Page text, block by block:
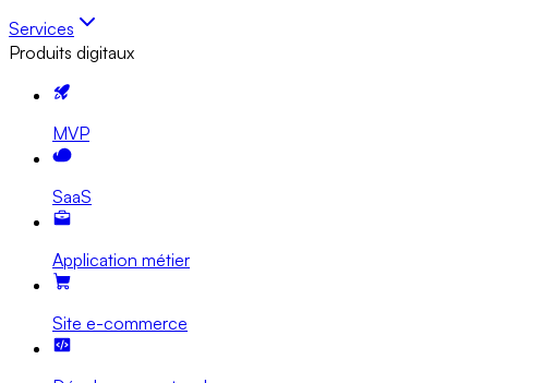
Services
Produits digitaux
MVP
SaaS
Application métier
Site e-commerce